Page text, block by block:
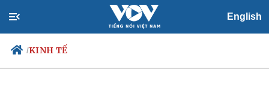
English
/KINH TẾ